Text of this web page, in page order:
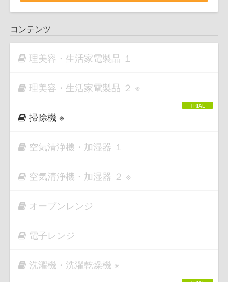
コンテンツ
理美容・生活家電製品 １
理美容・生活家電製品 ２ ※
掃除機 ※
空気清浄機・加湿器 １
空気清浄機・加湿器 ２ ※
オーブンレンジ
電子レンジ
洗濯機・洗濯乾燥機 ※